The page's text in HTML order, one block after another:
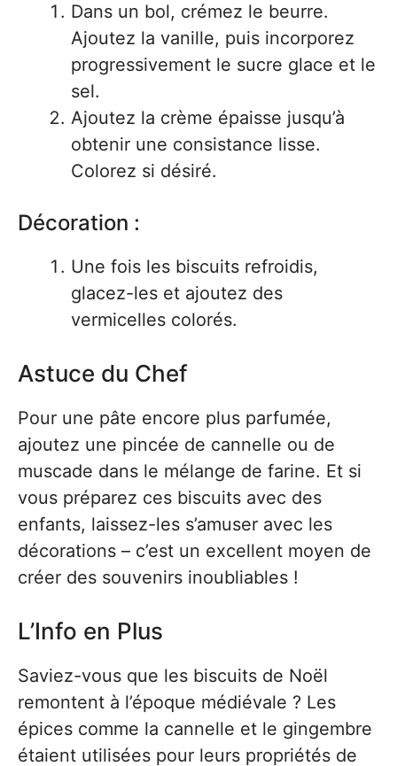
Dans un bol, crémez le beurre.
Ajoutez la vanille, puis incorporez
progressivement le sucre glace et le
sel.
Ajoutez la crème épaisse jusqu’à
obtenir une consistance lisse.
Colorez si désiré.
Décoration :
Une fois les biscuits refroidis,
glacez-les et ajoutez des
vermicelles colorés.
Astuce du Chef
Pour une pâte encore plus parfumée,
ajoutez une pincée de cannelle ou de
muscade dans le mélange de farine. Et si
vous préparez ces biscuits avec des
enfants, laissez-les s’amuser avec les
décorations – c’est un excellent moyen de
créer des souvenirs inoubliables !
L’Info en Plus
Saviez-vous que les biscuits de Noël
remontent à l’époque médiévale ? Les
épices comme la cannelle et le gingembre
étaient utilisées pour leurs propriétés de